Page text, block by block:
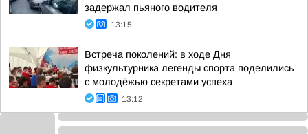
задержал пьяного водителя
13:15
Встреча поколений: в ходе Дня
физкультурника легенды спорта поделились
с молодёжью секретами успеха
13:12